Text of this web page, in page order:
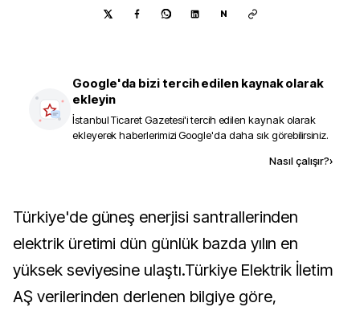
N
Google'da bizi tercih edilen kaynak olarak
ekleyin
İstanbul Ticaret Gazetesi'i tercih edilen kaynak olarak
ekleyerek haberlerimizi Google'da daha sık görebilirsiniz.
Nasıl çalışır?›
Türkiye'de güneş enerjisi santrallerinden
elektrik üretimi dün günlük bazda yılın en
yüksek seviyesine ulaştı.Türkiye Elektrik İletim
AŞ verilerinden derlenen bilgiye göre,